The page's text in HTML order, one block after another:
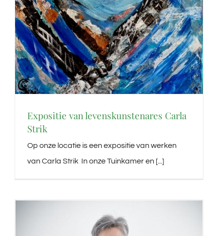
Expositie van levenskunstenares Carla
Strik
Op onze locatie is een expositie van werken
van Carla Strik In onze Tuinkamer en [...]